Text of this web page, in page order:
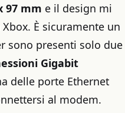
97 mm e il design mi
È sicuramente un
sono presenti solo due
Gigabit
delle porte Ethernet
al modem.